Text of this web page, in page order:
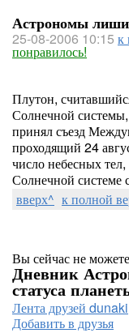
Астрономы
25-08-2006 10:15 к
понравилось!
Плутон,
Солнечной
принял съезд
проходящий 24
число небесных
Солнечной системе
вверх^ к полной
Вы сейчас не
Дневник
статуса
Лента друзей dunaki
Добавить в друзья